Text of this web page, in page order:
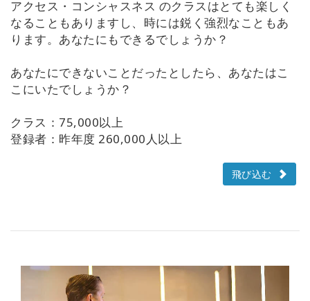
アクセス・コンシャスネス のクラスはとても楽しく
なることもありますし、時には鋭く強烈なこともあ
ります。あなたにもできるでしょうか？
あなたにできないことだったとしたら、あなたはこ
こにいたでしょうか？
クラス：75,000以上
登録者：昨年度 260,000人以上
飛び込む